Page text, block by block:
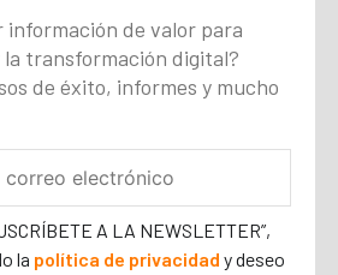
información de valor para
transformación digital?
de éxito, informes y mucho
A LA NEWSLETTER”,
la política de privacidady deseo